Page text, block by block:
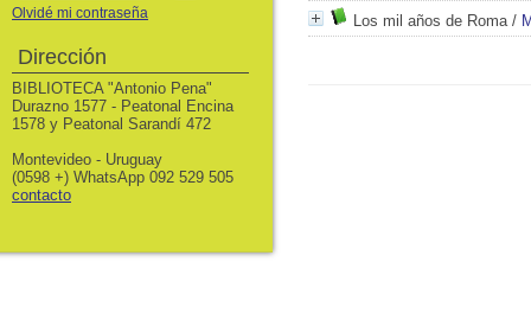
Los mil años de Roma/
Olvidé mi contraseña
Dirección
BIBLIOTECA "Antonio Pena"
Durazno 1577 - Peatonal Encina
1578 y Peatonal Sarandí 472
Montevideo - Uruguay
(0598 +) WhatsApp 092 529 505
contacto